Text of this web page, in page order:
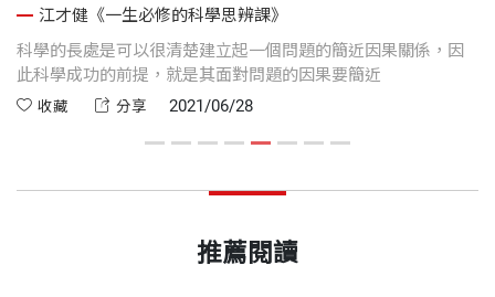
江才健《一生必修的科學思辨課》
科學的長處是可以很清楚建立起一個問題的簡近因果關係，因
此科學成功的前提，就是其面對問題的因果要簡近
收藏 分享 2021/06/28
推薦閱讀